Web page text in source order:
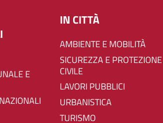
IN CITTÀ
AMBIENTE E MOBILITÀ
SICUREZZA E PROTEZIONE
CIVILE
LAVORI PUBBLICI
URBANISTICA
TURISMO